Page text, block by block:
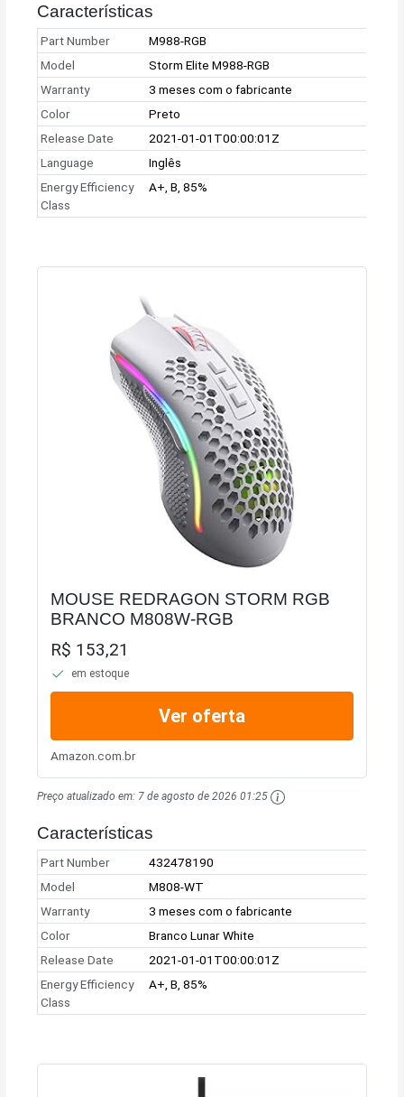
Características
Part Number
M988-RGB
Model
Storm Elite M988-RGB
Warranty
3 meses com o fabricante
Color
Preto
Release Date
2021-01-01T00:00:01Z
Language
Inglês
Energy Efficiency
Class
A+, B, 85%
MOUSE REDRAGON STORM RGB
BRANCO M808W-RGB
R$ 153,21
em estoque
Ver oferta
Amazon.com.br
Preço atualizado em: 7 de agosto de 2026 01:25
Características
Part Number
432478190
Model
M808-WT
Warranty
3 meses com o fabricante
Color
Branco Lunar White
Release Date
2021-01-01T00:00:01Z
Energy Efficiency
Class
A+, B, 85%